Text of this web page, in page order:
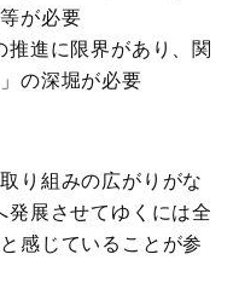
が必要
推進に限界があり、関
の深堀が必要
り組みの広がりがな
発展させてゆくには全
感じていることが参